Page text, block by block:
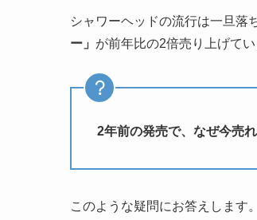
シャワーヘッドの流行は一旦落
ー」 が前年比の2倍売り上げてい
2年前の発売で、なぜ今売れ
このような疑問にお答えします。